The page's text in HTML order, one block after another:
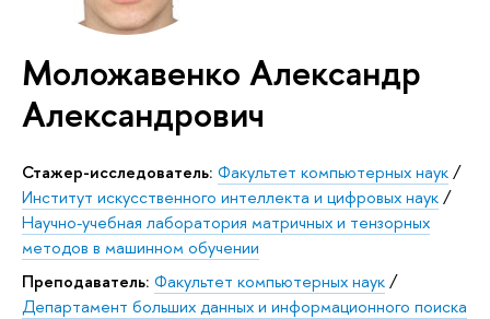
Моложавенко Александр
Александрович
Стажер-исследователь: Факультет компьютерных наук/
Институт искусственного интеллекта и цифровых наук/
Научно-учебная лаборатория матричных и тензорных
методов в машинном обучении
Преподаватель: Факультет компьютерных наук/
Департамент больших данных и информационного поиска